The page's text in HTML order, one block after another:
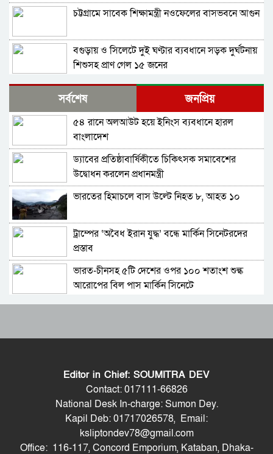
চট্টগ্রামে সাবেক শিক্ষামন্ত্রী নওফেলের বাসভবনে আগুন
বগুড়ায় ও সিলেটে দুই ঘণ্টার ব্যবধানে সড়ক দুর্ঘটনায়
শিশুসহ প্রাণ গেল ১৫ জনের
ঢাকায় বাসভবনে অগ্নিকাণ্ড, স্ত্রীসহ হাসপাতালে ভর্তি
পাকিস্তান হাইকমিশনার
আওয়ামী লীগ আমাদের শত্রু নয়, অচিরেই আওয়ামী
লীগ বিএনপির সঙ্গে মিশে যাবে: সংসদ সদস্য নাছির
শহীদ আহসান জুলাই যোদ্ধা নন—দাবি বিএনপি নেতার,
জামায়াত নেতা বললেন, ‘সারজিসও ছাত্রলীগ করতেন’
সাকিব আল হাসানের বাড়িতে পেট্রোল ঢেলে আগুন
গাজীপুর-৫ আসনের সাবেক এমপি আখতারুজ্জামান
গ্রেপ্তার
ফেনীর পুলিশ সুপার; যত কিছুই করি না কেন, কারোরই
মন রক্ষা করতে পারি না
কুষ্টিয়ায় নানা আয়োজনে জুলাই গণঅভ্যুত্থান দিবস
পালিত
শেখ হাসিনার বক্তব্য প্রচারে নিষেধাজ্ঞার যৌক্তিকতা
নিয়ে রুমিন ফারহানার প্রশ্ন
সর্বশেষ জনপ্রিয়
৫৪ রানে অলআউট হয়ে ইনিংস ব্যবধানে হারল
বাংলাদেশ
ড্যাবের প্রতিষ্ঠাবার্ষিকীতে চিকিৎসক সমাবেশের
উদ্বোধন করলেন প্রধানমন্ত্রী
ভারতের হিমাচলে বাস উল্টে নিহত ৮, আহত ১০
ট্রাম্পের ‘অবৈধ ইরান যুদ্ধ’ বন্ধে মার্কিন সিনেটরদের
প্রস্তাব
ভারত-চীনসহ ৫টি দেশের ওপর ১০০ শতাংশ শুল্ক
আরোপের বিল পাস মার্কিন সিনেটে
বিশ্বকাপে মেসিকে হত্যার হুমকি, ফাঁস হলো ভয়ংকর
বাঘা পৌরসভায় রাস্তা ও ড্রেনের কাজের ভিত্তিপ্রস্তর
স্থাপন করলেন-এমপি চাঁদ
প্রযুক্তিগত ত্রুটির কারণে ইতালি বিমানবন্দরে আটকা
ঢাকাগামী বিমান, ভেতরে আড়াই শতাধিক যাত্রী
Editor in Chief: SOUMITRA DEV
Contact: 017111-66826
National Desk In-charge: Sumon Dey.
Kapil Deb: 01717026578, Email:
ksliptondev78@gmail.com
Office: 116-117, Concord Emporium, Kataban, Dhaka-